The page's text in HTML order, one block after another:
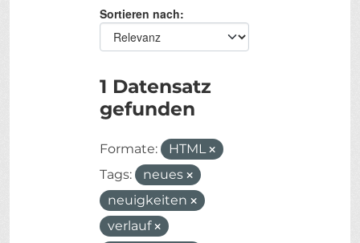
Sortieren nach
1 Datensatz
gefunden
Formate:
HTML
Tags:
neues
neuigkeiten
verlauf